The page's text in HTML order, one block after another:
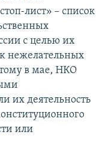
лист» – список
с целью их
нежелательных
в мае, НКО
их деятельность
или